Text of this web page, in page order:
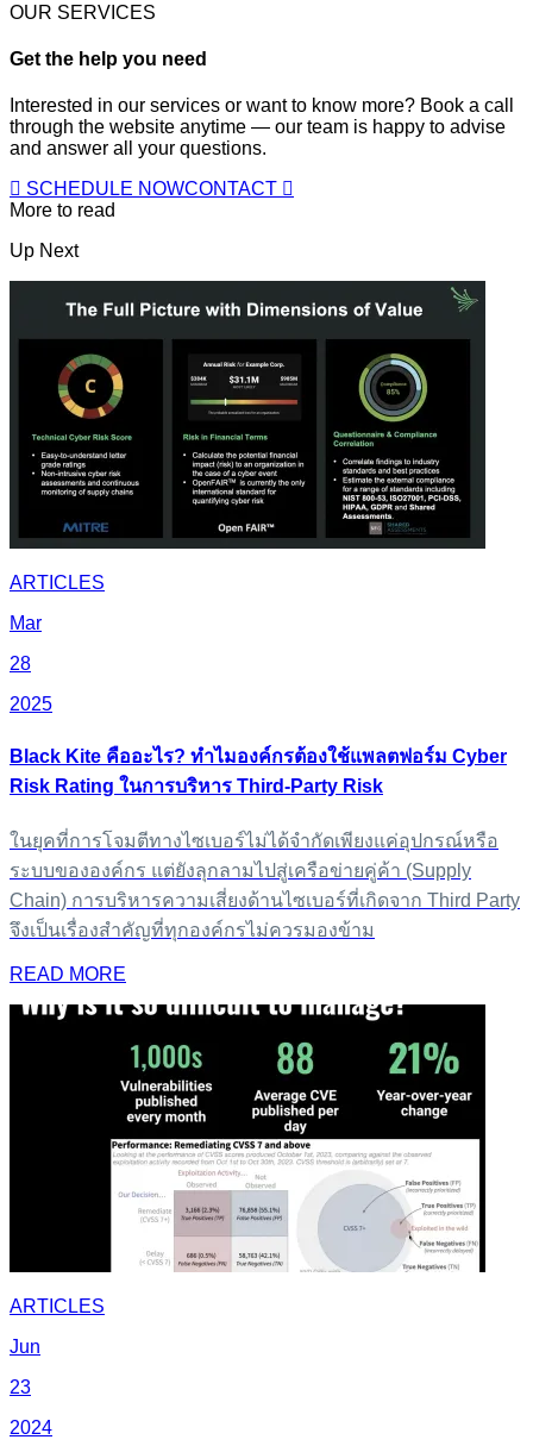
OUR SERVICES
Get the help you need
Interested in our services or want to know more? Book a call
through the website anytime — our team is happy to advise
and answer all your questions.
SCHEDULE NOWCONTACT
More to read
Up Next
ARTICLES
Mar
28
2025
Black Kite คืออะไร? ทำไมองค์กรต้องใช้แพลตฟอร์ม Cyber
Risk Rating ในการบริหาร Third-Party Risk
ในยุคที่การโจมตีทางไซเบอร์ไม่ได้จำกัดเพียงแค่อุปกรณ์หรือ
ระบบขององค์กร แต่ยังลุกลามไปสู่เครือข่ายคู่ค้า (Supply
Chain) การบริหารความเสี่ยงด้านไซเบอร์ที่เกิดจาก Third Party
จึงเป็นเรื่องสำคัญที่ทุกองค์กรไม่ควรมองข้าม
READ MORE
ARTICLES
Jun
23
2024